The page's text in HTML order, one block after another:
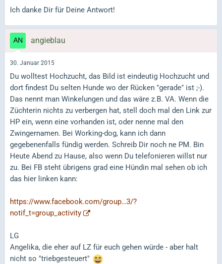
Ich danke Dir für Deine Antwort!
angieblau
30. Januar 2015
Du wolltest Hochzucht, das Bild ist eindeutig Hochzucht und
dort findest Du selten Hunde wo der Rücken "gerade" ist ;-).
Das nennt man Winkelungen und das wäre z.B. VA. Wenn die
Züchterin nichts zu verbergen hat, stell doch mal den Link zur
HP ein, wenn eine vorhanden ist, oder nenne mal den
Zwingernamen. Bei Working-dog, kann ich dann
gegebenenfalls fündig werden. Schreib Dir noch ne PM. Bin
Heute Abend zu Hause, also wenn Du telefonieren willst nur
zu. Bei FB steht übrigens grad eine Hündin mal sehen ob ich
das hier linken kann:
https://www.facebook.com/group…3/?
notif_t=group_activity
LG
Angelika, die eher auf LZ für euch gehen würde - aber halt
nicht so "triebgesteuert"